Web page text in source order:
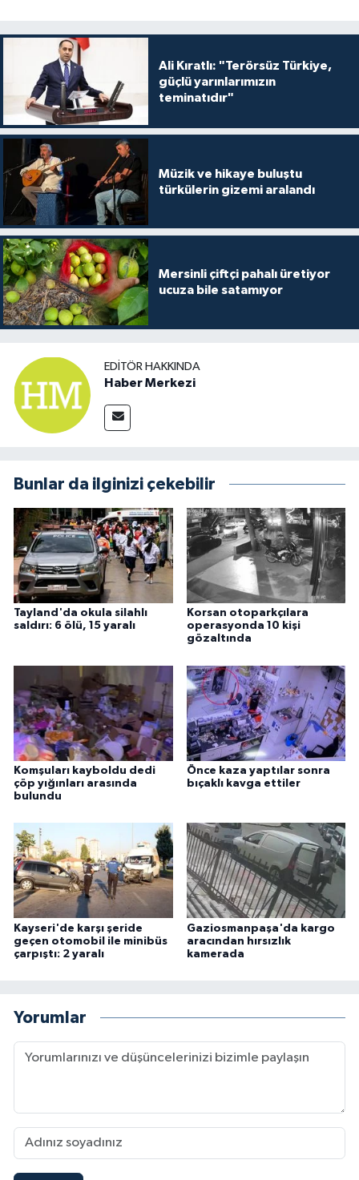
Ali Kıratlı: "Terörsüz Türkiye,
güçlü yarınlarımızın
teminatıdır"
Müzik ve hikaye buluştu
türkülerin gizemi aralandı
Mersinli çiftçi pahalı üretiyor
ucuza bile satamıyor
EDITÖR HAKKINDA
Haber Merkezi
Bunlar da ilginizi çekebilir
Tayland'da okula silahlı
saldırı: 6 ölü, 15 yaralı
Korsan otoparkçılara
operasyonda 10 kişi
gözaltında
Komşuları kayboldu dedi
çöp yığınları arasında
bulundu
Önce kaza yaptılar sonra
bıçaklı kavga ettiler
Kayseri'de karşı şeride
geçen otomobil ile minibüs
çarpıştı: 2 yaralı
Gaziosmanpaşa'da kargo
aracından hırsızlık
kamerada
Yorumlar